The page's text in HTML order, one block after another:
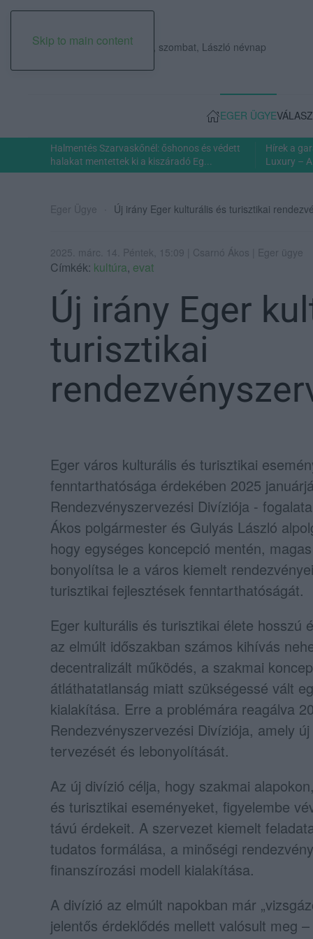
Skip to main content
2026. augusztus 08., szombat, László névnap
EGER ÜGYE
Halmentés Szarvaskőnél: őshonos és védett
halakat mentettek ki a kiszáradó Eg...
Hírek a
Luxury –
Eger Ügye Új irány Eger kulturális és turisztikai
2025. márc. 14. Péntek, 15:09 | Csarnó Ákos | Eger ügye
Címkék: kultúra, evat
Új irány Eger
turisztikai
Eger város kulturális és turisztikai
fenntarthatósága érdekében 2025
Rendezvényszervezési Divíziója -
Ákos polgármester és Gulyás László
hogy egységes koncepció mentén,
bonyolítsa le a város kiemelt
turisztikai fejlesztések fenntarthatóságát.
Eger kulturális és turisztikai élete hosszú
az elmúlt időszakban számos kihívás
decentralizált működés, a szakmai
átláthatatlanság miatt szükségessé vált
kialakítása. Erre a problémára reagálva
Rendezvényszervezési Divíziója, amely
tervezését és lebonyolítását.
Az új divízió célja, hogy szakmai
és turisztikai eseményeket, figyelembe
távú érdekeit. A szervezet kiemelt
tudatos formálása, a minőségi
finanszírozási modell kialakítása.
A divízió az elmúlt napokban már
jelentős érdeklődés mellett valósult meg